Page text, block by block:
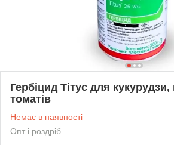
Гербіцид Тітус для кукурудзи,
томатів
Немає в наявності
Опт і роздріб